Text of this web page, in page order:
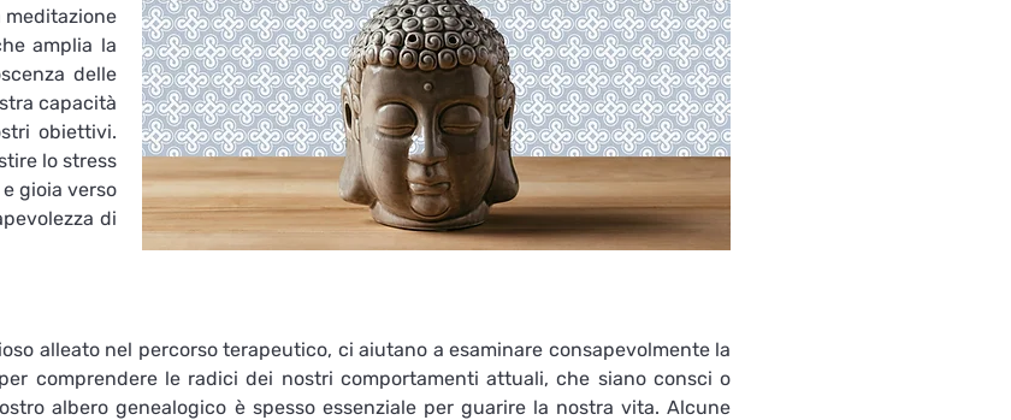
meditazione
amplia la
delle
capacità
obiettivi.
lo stress
gioia verso
di
alleato nel percorso terapeutico, ci aiutano a esaminare consapevolmente la
comprendere le radici dei nostri comportamenti attuali, che siano consci o
albero genealogico è spesso essenziale per guarire la nostra vita. Alcune